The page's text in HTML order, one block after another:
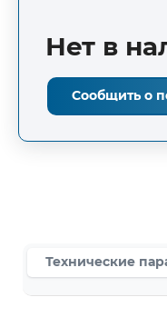
Нет в
Сообщить о
Технические